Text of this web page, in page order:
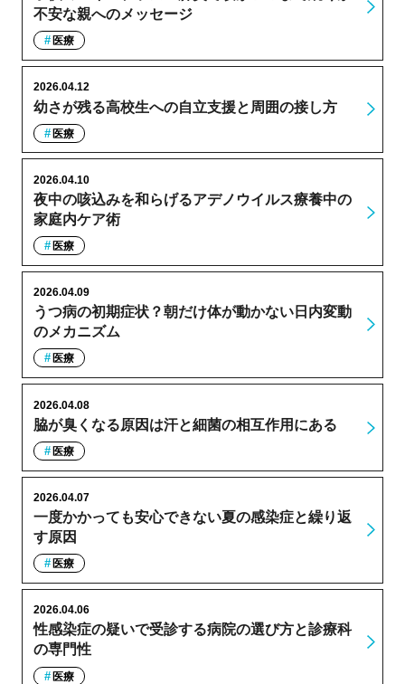
不安な親へのメッセージ
医療
幼さが残る高校生への自立支援と周囲の接し方
2026.04.12
医療
夜中の咳込みを和らげるアデノウイルス療養中の
家庭内ケア術
2026.04.10
医療
うつ病の初期症状？朝だけ体が動かない日内変動
のメカニズム
2026.04.09
医療
脇が臭くなる原因は汗と細菌の相互作用にある
2026.04.08
医療
一度かかっても安心できない夏の感染症と繰り返
す原因
2026.04.07
医療
性感染症の疑いで受診する病院の選び方と診療科
の専門性
2026.04.06
医療